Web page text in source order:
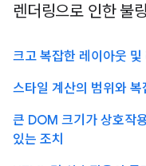
렌더링으로 인한 불
크고 복잡한 레이아웃 및
스타일 계산의 범위와 복
큰 DOM 크기가 상호작
있는 조치